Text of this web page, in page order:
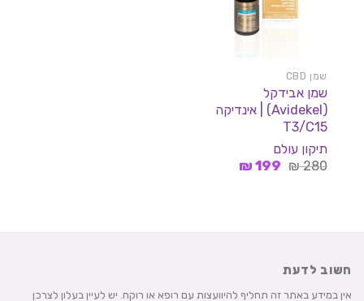
שמן CBD
שמן אבידקל
(Avidekel) | אינדיקה
T3/C15
תיקון עולם
280
₪ המחיר
199
₪המחיר
חשוב לדעת
אין במידע באתר זה תחליף להיוועצות עם רופא או רוקח. יש לעיין בעלון לצרכן